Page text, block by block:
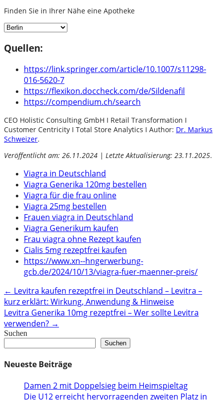
Finden Sie in Ihrer Nähe eine Apotheke
Quellen:
https://link.springer.com/article/10.1007/s11298-
016-5620-7
https://flexikon.doccheck.com/de/Sildenafil
https://compendium.ch/search
CEO Holistic Consulting GmbH I Retail Transformation I
Customer Centricity I Total Store Analytics I Author: Dr. Markus
Schweizer.
Veröffentlicht am: 26.11.2024 | Letzte Aktualisierung: 23.11.2025.
Viagra in Deutschland
Viagra Generika 120mg bestellen
Viagra für die frau online
Viagra 25mg bestellen
Frauen viagra in Deutschland
Viagra Generikum kaufen
Frau viagra ohne Rezept kaufen
Cialis 5mg rezeptfrei kaufen
https://www.xn--hngerwerbung-
gcb.de/2024/10/13/viagra-fuer-maenner-preis/
Post
navigation
← Levitra kaufen rezeptfrei in Deutschland – Levitra –
kurz erklärt: Wirkung, Anwendung & Hinweise
Levitra Generika 10mg rezeptfrei – Wer sollte Levitra
verwenden? →
Suchen
Suchen
Neueste Beiträge
Damen 2 mit Doppelsieg beim Heimspieltag
Die U12 erreicht hervorragenden zweiten Platz in